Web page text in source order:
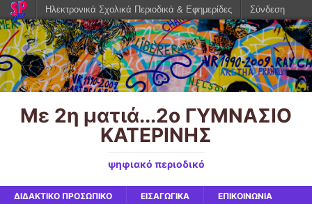
Με 2η ματιά...2ο ΓΥΜΝΑΣΙΟ
ΚΑΤΕΡΙΝΗΣ
ψηφιακό περιοδικό
ΔΙΔΑΚΤΙΚΟ ΠΡΟΣΩΠΙΚΟ ΕΙΣΑΓΩΓΙΚΑ
ΕΠΙΚΟΙΝΩΝΙΑ
Ηλεκτρονικά Σχολικά Περιοδικά & Εφημερίδες Σύνδεση